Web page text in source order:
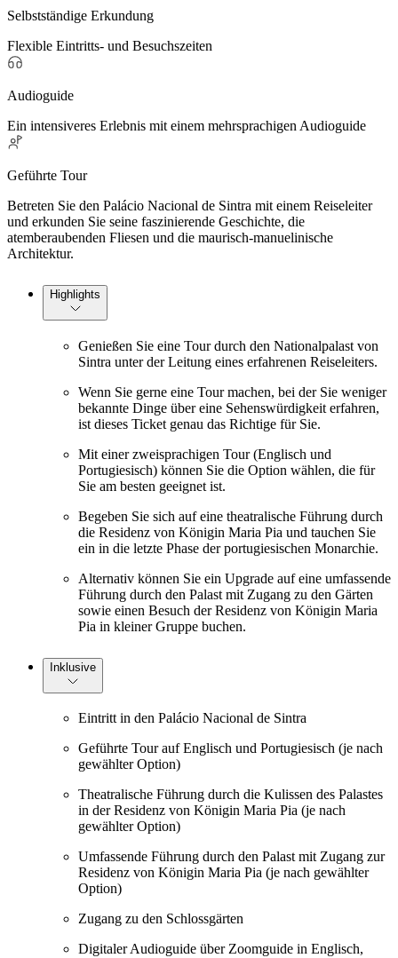
Selbstständige Erkundung
Flexible Eintritts- und Besuchszeiten
Audioguide
Ein intensiveres Erlebnis mit einem mehrsprachigen Audioguide
Geführte Tour
Betreten Sie den Palácio Nacional de Sintra mit einem Reiseleiter
und erkunden Sie seine faszinierende Geschichte, die
atemberaubenden Fliesen und die maurisch-manuelinische
Architektur.
Highlights
Genießen Sie eine Tour durch den Nationalpalast von
Sintra unter der Leitung eines erfahrenen Reiseleiters.
Wenn Sie gerne eine Tour machen, bei der Sie weniger
bekannte Dinge über eine Sehenswürdigkeit erfahren,
ist dieses Ticket genau das Richtige für Sie.
Mit einer zweisprachigen Tour (Englisch und
Portugiesisch) können Sie die Option wählen, die für
Sie am besten geeignet ist.
Begeben Sie sich auf eine theatralische Führung durch
die Residenz von Königin Maria Pia und tauchen Sie
ein in die letzte Phase der portugiesischen Monarchie.
Alternativ können Sie ein Upgrade auf eine umfassende
Führung durch den Palast mit Zugang zu den Gärten
sowie einen Besuch der Residenz von Königin Maria
Pia in kleiner Gruppe buchen.
Inklusive
Eintritt in den Palácio Nacional de Sintra
Geführte Tour auf Englisch und Portugiesisch (je nach
gewählter Option)
Theatralische Führung durch die Kulissen des Palastes
in der Residenz von Königin Maria Pia (je nach
gewählter Option)
Umfassende Führung durch den Palast mit Zugang zur
Residenz von Königin Maria Pia (je nach gewählter
Option)
Zugang zu den Schlossgärten
Digitaler Audioguide über Zoomguide in Englisch,